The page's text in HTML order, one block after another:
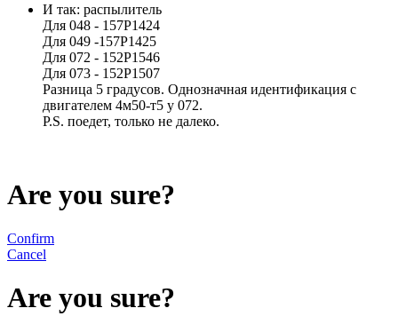
И так: распылитель
Для 048 - 157Р1424
Для 049 -157Р1425
Для 072 - 152Р1546
Для 073 - 152Р1507
Разница 5 градусов. Однозначная идентификация с
двигателем 4м50-т5 у 072.
P.S. поедет, только не далеко.
Are you sure?
Confirm
Cancel
Are you sure?